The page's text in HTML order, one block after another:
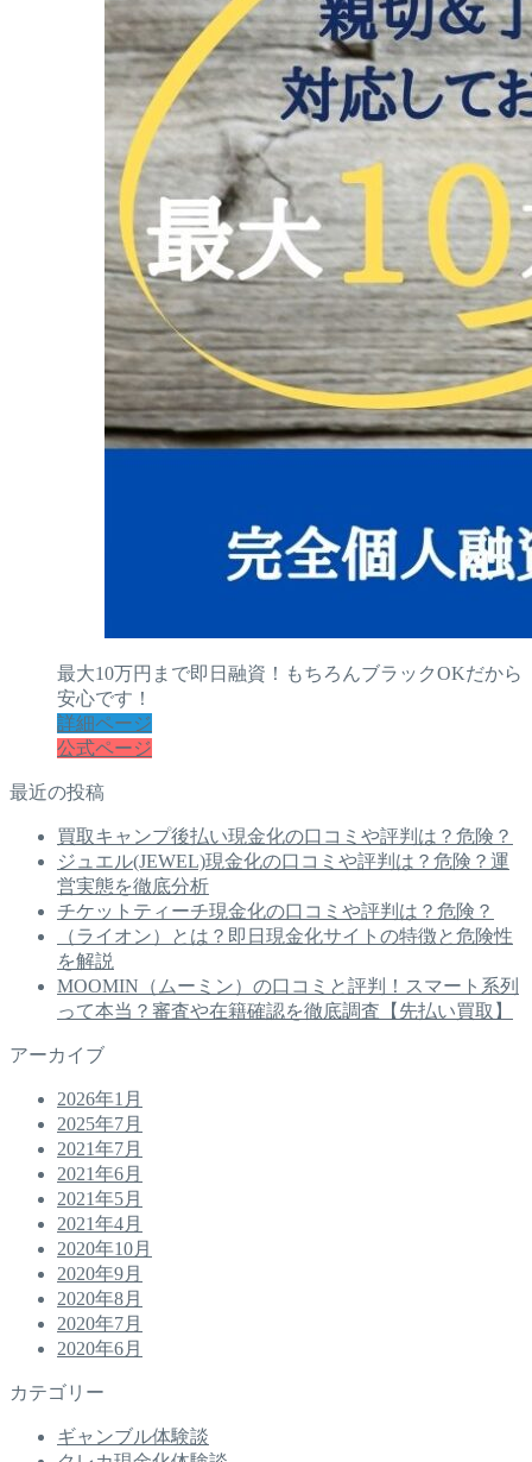
最大10万円まで即日融資！もちろんブラックOKだから
安心です！
詳細ページ
公式ページ
最近の投稿
買取キャンプ後払い現金化の口コミや評判は？危険？
ジュエル(JEWEL)現金化の口コミや評判は？危険？運
営実態を徹底分析
チケットティーチ現金化の口コミや評判は？危険？
（ライオン）とは？即日現金化サイトの特徴と危険性
を解説
MOOMIN（ムーミン）の口コミと評判！スマート系列
って本当？審査や在籍確認を徹底調査【先払い買取】
アーカイブ
2026年1月
2025年7月
2021年7月
2021年6月
2021年5月
2021年4月
2020年10月
2020年9月
2020年8月
2020年7月
2020年6月
カテゴリー
ギャンブル体験談